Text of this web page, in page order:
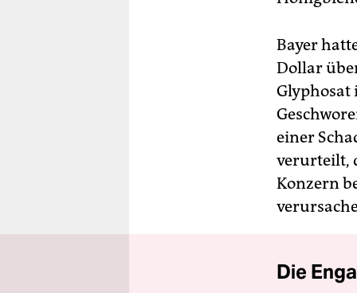
Bayer
Dollar
Glyphosat
einer
verurteilt,
Konzern
Die